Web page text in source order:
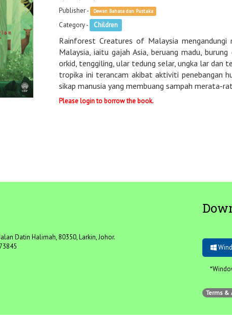
Publisher -
Dewan Bahasa dan Pustaka
Category - Children
Rainforest Creatures of Malaysia
Malaysia, iaitu gajah Asia, beruang madu,
orkid, tenggiling, ular tedung selar, ungka lar dan
tropika ini terancam akibat aktiviti penebangan
sikap manusia yang membuang sampah merata-
Please login to borrow the book.
Datin Halimah, 80350, Larkin, Johor.
Terms &